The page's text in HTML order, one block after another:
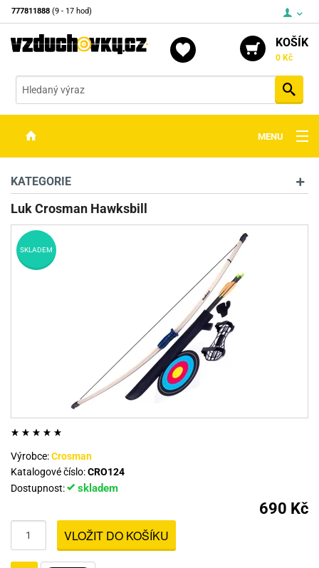
777811888 (9 - 17 hod)
KOŠÍK
0 Kč
MENU
OPTIKA
STŘELIVO
PŘÍSLUŠENSTVÍ
KATEGORIE
Luk Crosman Hawksbill
SKLADEM
Výrobce:Crosman
Katalogové číslo:CRO124
Dostupnost:
skladem
690 Kč
VLOŽIT DO KOŠÍKU